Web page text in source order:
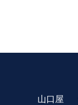
山口屋